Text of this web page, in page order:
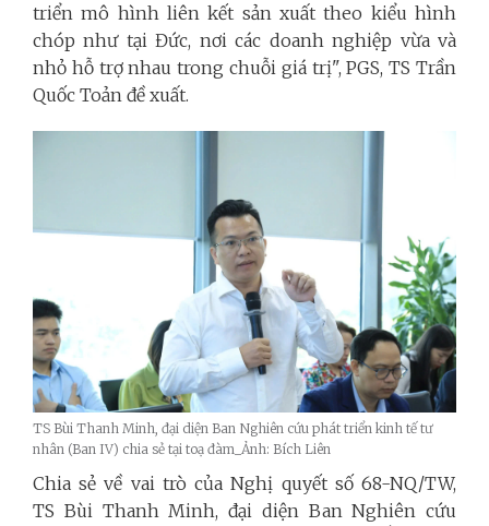
triển mô hình liên kết sản xuất theo kiểu hình
chóp như tại Đức, nơi các doanh nghiệp vừa và
nhỏ hỗ trợ nhau trong chuỗi giá trị", PGS, TS Trần
Quốc Toản đề xuất.
TS Bùi Thanh Minh, đại diện Ban Nghiên cứu phát triển kinh tế tư
nhân (Ban IV) chia sẻ tại toạ đàm_Ảnh: Bích Liên
Chia sẻ về vai trò của Nghị quyết số 68-NQ/TW,
TS Bùi Thanh Minh, đại diện Ban Nghiên cứu